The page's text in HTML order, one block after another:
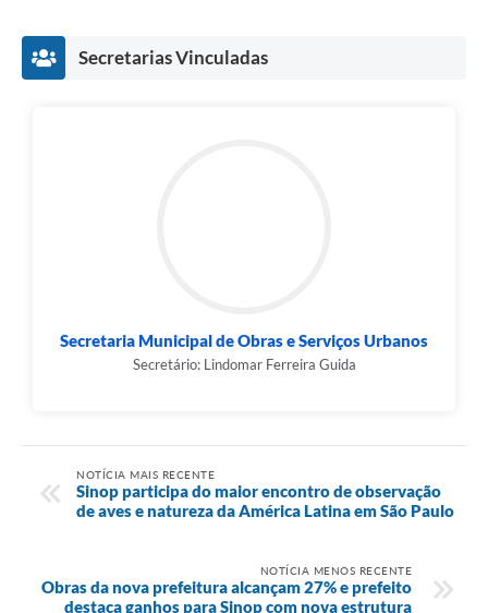
Secretarias Vinculadas
Secretaria Municipal de Obras e Serviços Urbanos
Secretário: Lindomar Ferreira Guida
NOTÍCIA MAIS RECENTE
Sinop participa do maior encontro de observação
de aves e natureza da América Latina em São Paulo
NOTÍCIA MENOS RECENTE
Obras da nova prefeitura alcançam 27% e prefeito
destaca ganhos para Sinop com nova estrutura